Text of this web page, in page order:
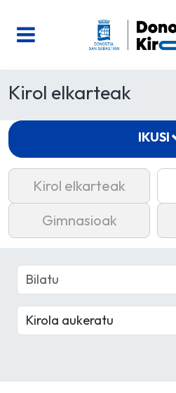
Kirol elkarteak
Kirol elkarteak
Gimnasioak
IKUSI